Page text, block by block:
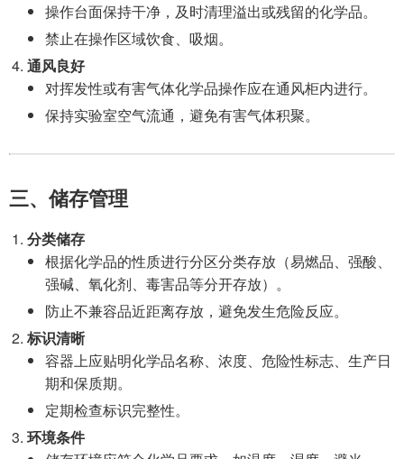
操作台面保持干净，及时清理溢出或残留的化学品。
禁止在操作区域饮食、吸烟。
通风良好
对挥发性或有害气体化学品操作应在通风柜内进行。
保持实验室空气流通，避免有害气体积聚。
三、储存管理
分类储存
根据化学品的性质进行分区分类存放（易燃品、强酸、
强碱、氧化剂、毒害品等分开存放）。
防止不兼容品近距离存放，避免发生危险反应。
标识清晰
容器上应贴明化学品名称、浓度、危险性标志、生产日
期和保质期。
定期检查标识完整性。
环境条件